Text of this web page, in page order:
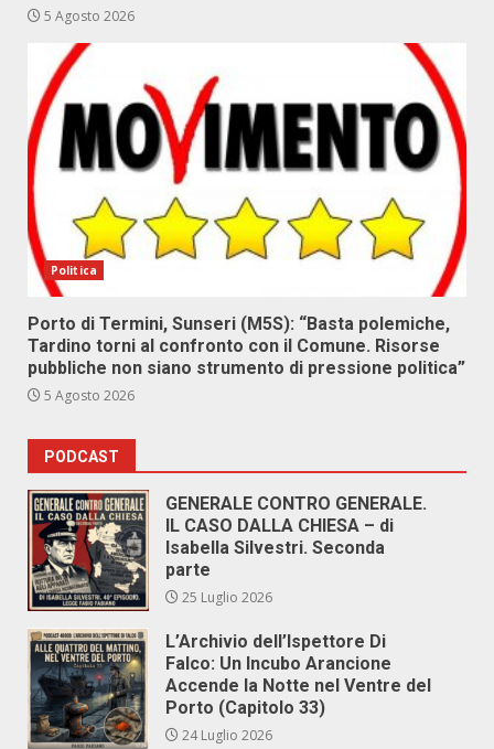
5 Agosto 2026
Politica
Porto di Termini, Sunseri (M5S): “Basta polemiche,
Tardino torni al confronto con il Comune. Risorse
pubbliche non siano strumento di pressione politica”
5 Agosto 2026
PODCAST
GENERALE CONTRO GENERALE.
IL CASO DALLA CHIESA – di
Isabella Silvestri. Seconda
parte
25 Luglio 2026
L’Archivio dell’Ispettore Di
Falco: Un Incubo Arancione
Accende la Notte nel Ventre del
Porto (Capitolo 33)
24 Luglio 2026